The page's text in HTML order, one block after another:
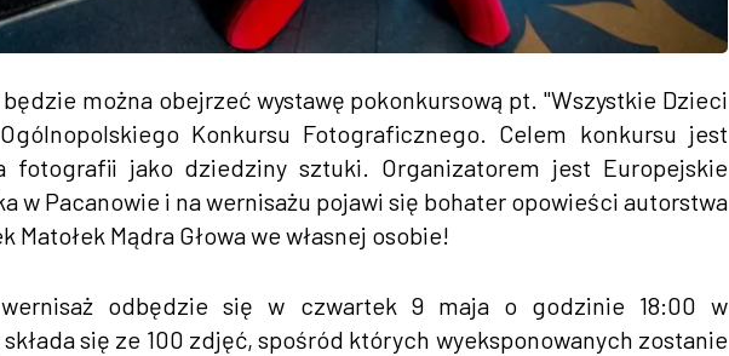
będzie można obejrzeć wystawę pokonkursową pt. "Wszystkie Dzieci
Konkursu Fotograficznego. Celem konkursu jest
fotografii jako dziedziny sztuki. Organizatorem jest Europejskie
w Pacanowie i na wernisażu pojawi się bohater opowieści autorstwa
Mądra Głowa we własnej osobie!
wernisaż odbędzie się w czwartek 9 maja o godzinie 18:00 w
się ze 100 zdjęć, spośród których wyeksponowanych zostanie